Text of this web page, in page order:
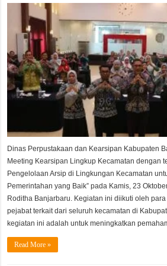
Dinas Perpustakaan dan Kearsipan Kabupaten
Meeting Kearsipan Lingkup Kecamatan dengan
Pengelolaan Arsip di Lingkungan Kecamatan
Pemerintahan yang Baik” pada Kamis, 23
Roditha Banjarbaru. Kegiatan ini diikuti oleh
pejabat terkait dari seluruh kecamatan di
kegiatan ini adalah untuk meningkatkan
Read More »